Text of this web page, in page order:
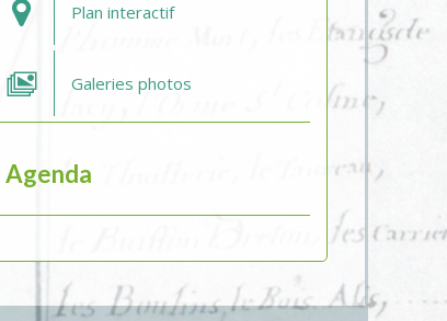
Plan interactif
Galeries photos
Agenda